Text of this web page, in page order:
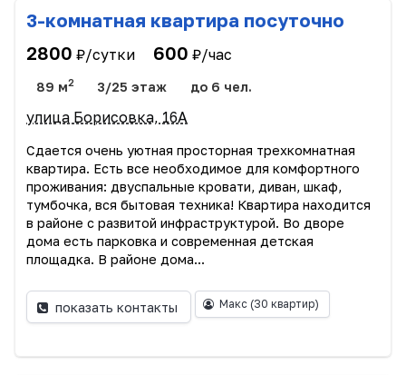
3-комнатная квартира посуточно
2800 ₽/сутки 600 ₽/час
89 м2 3/25 этаж до 6 чел.
улица Борисовка, 16А
Сдается очень уютная просторная трехкомнатная
квартира. Есть все необходимое для комфортного
проживания: двуспальные кровати, диван, шкаф,
тумбочка, вся бытовая техника! Квартира находится
в районе с развитой инфраструктурой. Во дворе
дома есть парковка и современная детская
площадка. В районе дома...
показать контакты Макс (30 квартир)